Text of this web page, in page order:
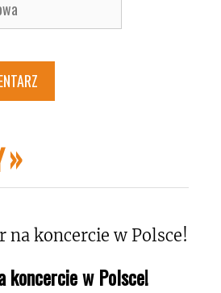
koncercie w Polsce!